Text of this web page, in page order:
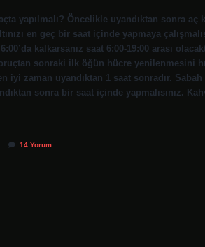
yapılmalı? Öncelikle uyandıktan sonra
en geç bir saat içinde yapmaya
kalkarsanız saat 6:00-19:00 arası
sonraki ilk öğün hücre yenilenmesini
iyi zaman uyandıktan 1 saat sonradır. Sabah
sonra bir saat içinde yapmalısınız.
14 Yorum